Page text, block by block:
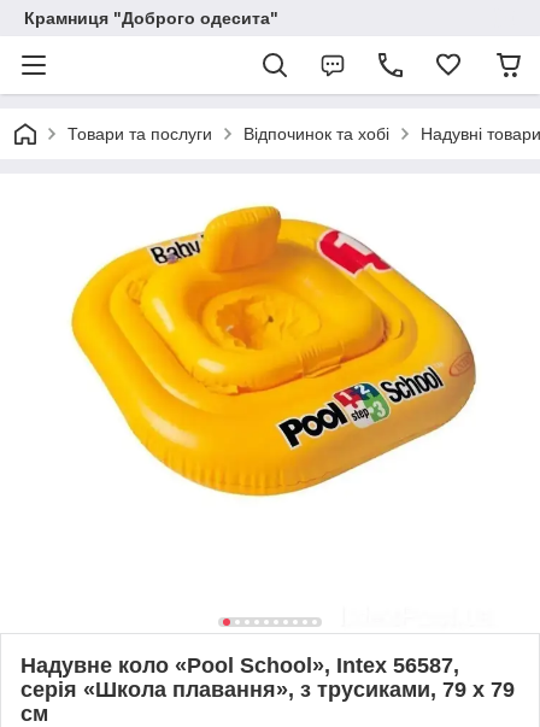
Крамниця "Доброго одесита"
Товари та послуги Відпочинок та хобі Надувні
Надувне коло «Pool School», Intex 56587,
серія «Школа плавання», з трусиками, 79 х 79
см